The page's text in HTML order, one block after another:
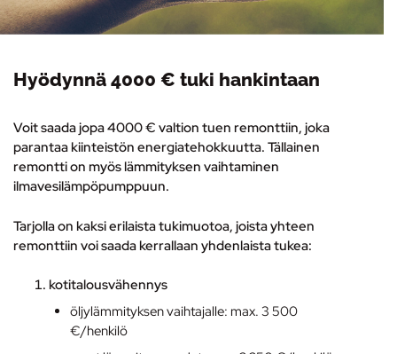
Hyödynnä 4000 € tuki hankintaan
Voit saada jopa 4000 € valtion tuen remonttiin, joka
parantaa kiinteistön energiatehokkuutta. Tällainen
remontti on myös lämmityksen vaihtaminen
ilmavesilämpöpumppuun.
Tarjolla on kaksi erilaista tukimuotoa, joista yhteen
remonttiin voi saada kerrallaan yhdenlaista tukea:
kotitalousvähennys
öljylämmityksen vaihtajalle: max. 3 500
€/henkilö